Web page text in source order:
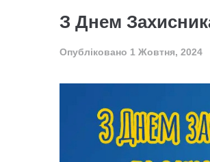
З Днем
Опубліковано 1 Жовтня, 2024